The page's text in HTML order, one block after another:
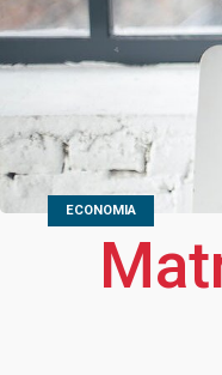
ECONOMIA